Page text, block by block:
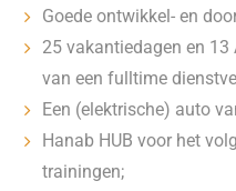
Goede ontwikkel- en
25 vakantiedagen en 13
van een fulltime
Een (elektrische) auto
Hanab HUB voor het
trainingen;